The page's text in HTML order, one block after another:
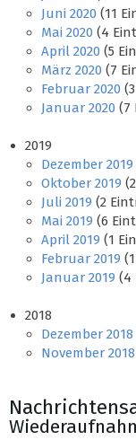
Juni 2020 (11
Mai 2020 (4
April 2020 (5
März 2020 (7
Februar 2020
Januar 2020 (7
2019
Dezember 2019
Oktober 2019
Juli 2019 (2
Mai 2019 (6
April 2019 (1
Februar 2019
Januar 2019 (4
2018
Dezember 2018
November 2018